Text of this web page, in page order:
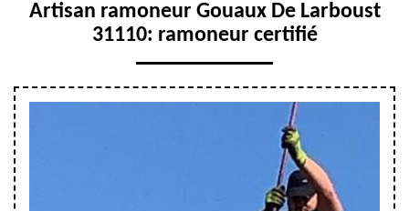
Artisan ramoneur Gouaux De Larboust
31110: ramoneur certifié